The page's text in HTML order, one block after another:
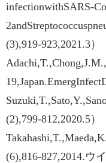
infectionwithSARS-
(3),919-923,2021.3）
(2),799-812,2020.5）
(6),816-827,2014.ウ